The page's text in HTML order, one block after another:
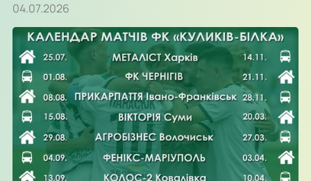
04.07.2026